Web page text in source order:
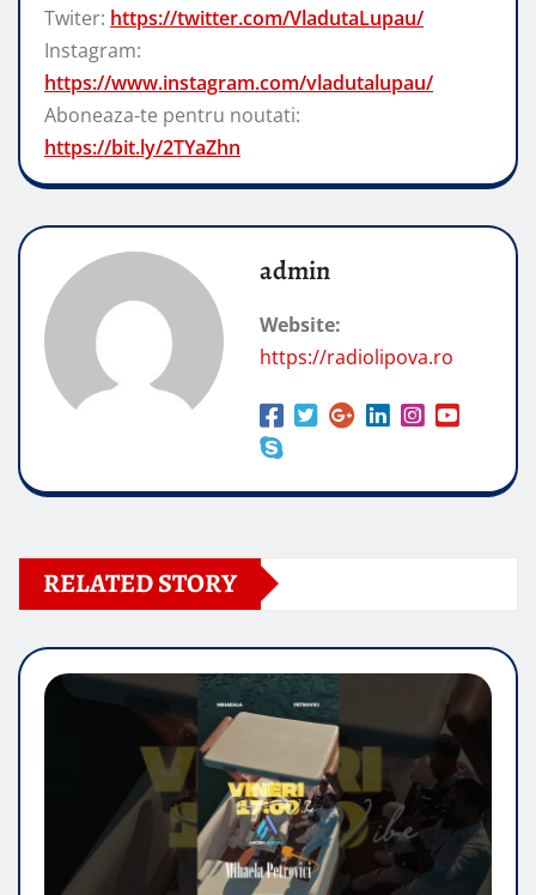
Twiter: https://twitter.com/VladutaLupau/
Instagram:
https://www.instagram.com/vladutalupau/
Aboneaza-te pentru noutati:
https://bit.ly/2TYaZhn
admin
Website:
https://radiolipova.ro
RELATED STORY